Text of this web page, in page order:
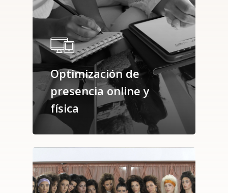
Optimización de
presencia online y
física